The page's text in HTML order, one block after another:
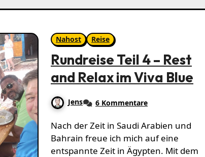
Nahost Reise
Rundreise Teil 4 – Rest
and Relax im Viva Blue
Jens 6 Kommentare
Nach der Zeit in Saudi Arabien und
Bahrain freue ich mich auf eine
entspannte Zeit in Ägypten. Mit dem